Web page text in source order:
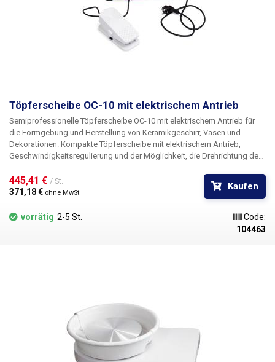
Töpferscheibe OC-10 mit elektrischem Antrieb
Semiprofessionelle Töpferscheibe OC-10 mit elektrischem Antrieb für
die Formgebung und Herstellung von Keramikgeschirr, Vasen und
Dekorationen. Kompakte Töpferscheibe mit elektrischem Antrieb,
Geschwindigkeitsregulierung und der Möglichkeit, die Drehrichtung des
Profiproduktion von Keramik, für den Gebrauch zu Hause, in einer
Keramikwerkstatt, in Keramikkursen oder in einem Schul-Keramikclub.
der 25-cm-Aluminium-Drehteller vibrations- und geräuschfrei, die
Durchzugskraft des Motors lässt auch bei niedrigen Drehzahlen nicht
federlos und bleibt in der eingestellten Position verriegelt, so dass das
Pedal gedrückt und der Fuß entfernt werden kann, ohne dass der
Plattenteller die eingestellte Geschwindigkeit verliert (das Pedal wirkt wie
eine Wiege, wenn es nach vorne gedrückt wird, beschleunigt der
Plattenteller, wenn es nach hinten gedrückt wird, verlangsamt er sich).
445,41 € / St.
371,18 € ohne MwSt
Kaufen
vorrätig 2-5 St.
Code:
104463